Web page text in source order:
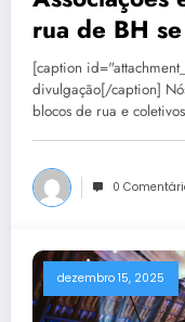
rua de BH
repúdio
[caption
divulgação[/caption]
blocos de rua e
0
dezembro 15, 2025